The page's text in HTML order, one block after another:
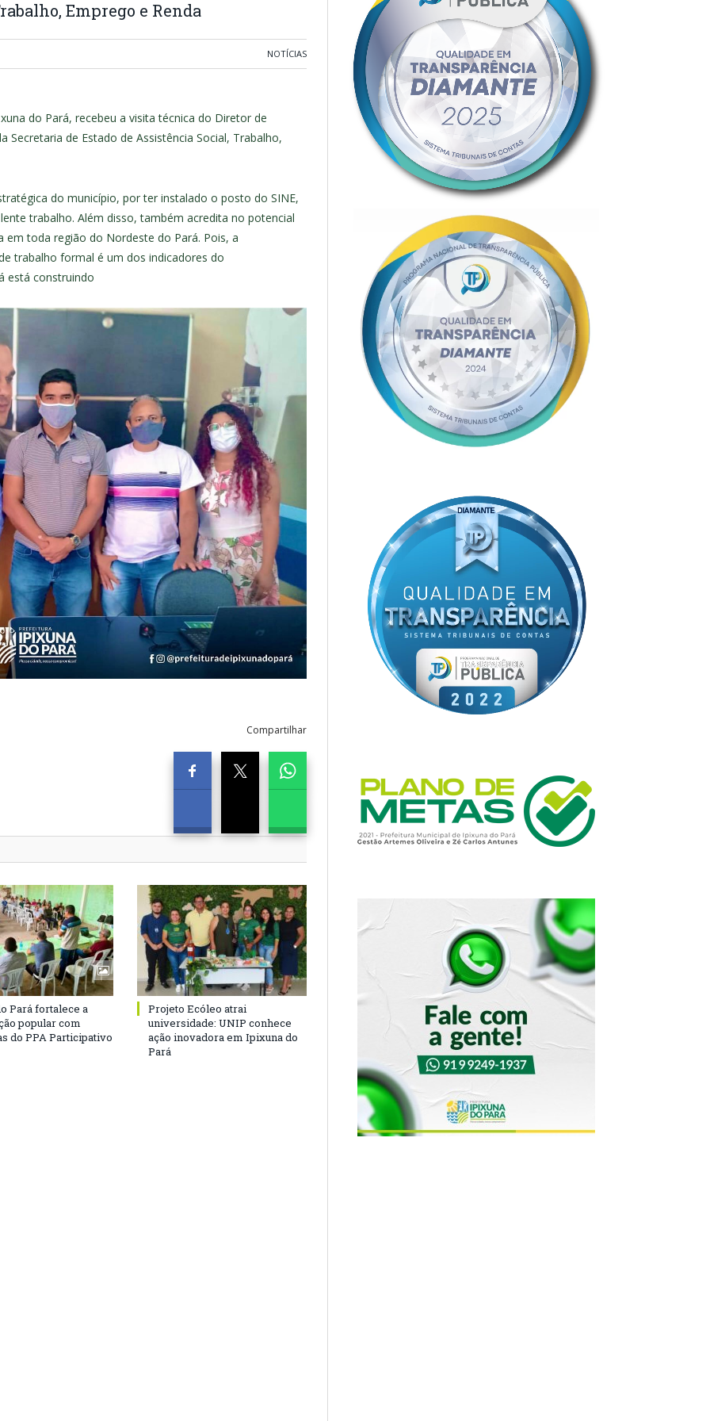
Emprego e Renda
NOTÍCIAS
do Pará, recebeu a visita técnica do Diretor de
Secretaria de Estado de Assistência Social, Trabalho,
do município, por ter instalado o posto do SINE,
trabalho. Além disso, também acredita no potencial
toda região do Nordeste do Pará. Pois, a
trabalho formal é um dos indicadores do
está construindo
Compartilhar
Pará fortalece a
popular com
do PPA Participativo
Projeto Ecóleo atrai
universidade: UNIP conhece
ação inovadora em Ipixuna do
Pará